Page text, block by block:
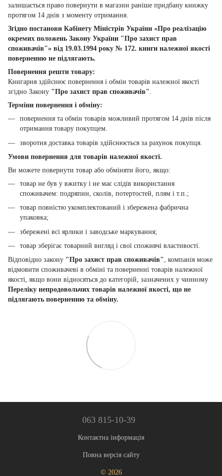
залишається право повернути в магазин раніше придбану книжку
протягом 14 днів з моменту отримання.
Згідно постанови Кабінету Міністрів України «Про реалізацію
окремих положень Закону України "Про захист прав
споживачів"» від 19.03.1994 року № 172. книги належної якості
поверненню не підлягають.
Повернення решти товару:
Книгарня здійснює повернення і обмін товарів належної якості
згідно Закону "Про захист прав споживачів".
Терміни повернення і обміну:
повернення та обмін товарів можливий протягом 14 днів після
отримання товару покупцем.
зворотня доставка товарів здійснюється за рахунок покупця.
Умови повернення для товарів належної якості.
Ви можете повернути товар або обміняти його, якщо:
товар не був у вжитку і не має слідів використання
споживачем: подряпин, сколів, потертостей, плям і т.п.;
товар повністю укомплектований і збережена фабрична
упаковка;
збережені всі ярлики і заводське маркування;
товар зберігає товарний вигляд і свої споживчі властивості.
Відповідно закону "Про захист прав споживачів", компанія може
відмовити споживачеві в обміні та поверненні товарів належної
якості, якщо вони відносяться до категорій, зазначених у чинному
Переліку непродовольчих товарів належної якості, що не
підлягають поверненню та обміну.
063 815-10-39
Контактна інформація
Повна версія сайту
© 2026